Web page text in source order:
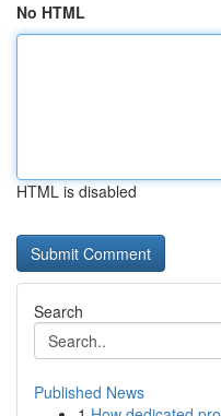
No HTML
HTML is disabled
Search
Published News